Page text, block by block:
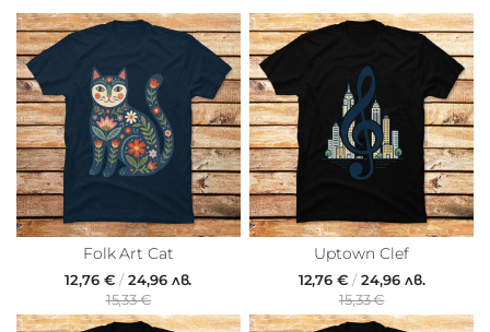
Folk Art Cat
12,76 € /24,96 лв.
15,33 €
Uptown Clef
12,76 €/24,96 лв.
15,33 €